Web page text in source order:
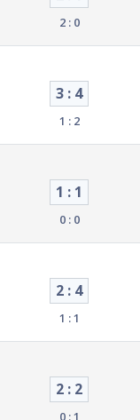
2 : 0
3 : 4
1 : 2
1 : 1
0 : 0
2 : 4
1 : 1
2 : 2
0 : 1